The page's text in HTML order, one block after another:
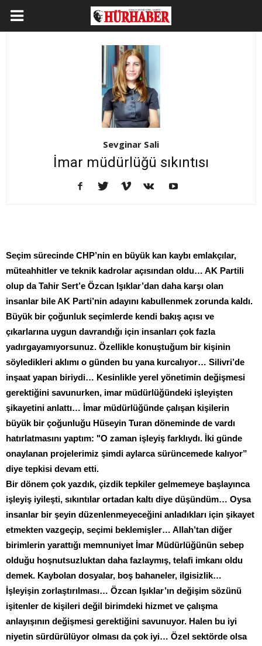
Sevginar Sali
İmar müdürlüğü sıkıntısı
Seçim sürecinde CHP’nin en büyük kan kaybı emlakçılar,
müteahhitler ve teknik kadrolar açısından oldu… AK Partili
olup da Tahir Sert’e Özcan Işıklar’dan daha karşı olan
insanlar bile AK Parti’nin adayını kabullenmek zorunda kaldı.
Büyük bir çoğunluk seçimlerde kendi bakış açısı ve
çıkarlarına uygun davrandığı için insanları çok fazla
yadırgayamıyorsunuz. Özellikle konuştuğum bir kişinin
söyledikleri aklımı o günden bu yana kurcalıyor… Silivri’de
inşaat yapan biriydi… Kesinlikle yerel yönetimin değişmesi
gerektiğini savunurken, imar müdürlüğündeki işleyişten
şikayetini anlattı… İmar müdürlüğünde çalışan kişilerin
büyük bir çoğunluğu Hüseyin Turan döneminde de vardı
hatırlatmasını yaptım: "O zaman işleyiş farklıydı. İki günde
onaylanan projelerimiz şimdi aylarca sürüncemede kalıyor”
diye tepkisi devam etti.
Bir dönem çok yazdık, çizdik tepkiler gelmemeye başlayınca
işleyiş iyileşti, sıkıntılar ortadan kaltı diye düşündüm… Oysa
insanlar bir şeyin düzenlenmeyeceğini anladıkları için şikayet
etmekten vazgeçip, seçimi beklemişler… Allah’tan diğer
birimlerin yarattığı memnuniyet İmar Müdürlüğünün sebep
olduğu hoşnutsuzluktan daha fazlaymış, telafi imkanı oldu
demek. Kaybolan dosyalar, boş bahaneler, ilgisizlik…
İşleyişin zorlaştırılması… Özcan Işıklar’ın değişim sözünü
işitenler de kişileri değil birimdeki hizmet ve çalışma
anlayışının değişmesi gerektiğini savunuyor. Halen bu iyi
niyetin sürdürülüyor olması da çok iyi… Özel sektörde olsa